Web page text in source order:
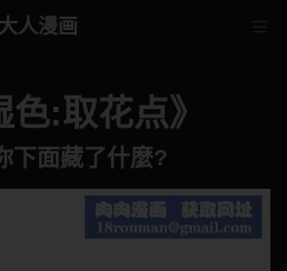
大人漫画
色:取花点》
下面藏了什麼?